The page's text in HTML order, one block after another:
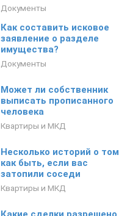
Документы
Как составить исковое
заявление о разделе
имущества?
Документы
Может ли собственник
выписать прописанного
человека
Квартиры и МКД
Несколько историй о том
как быть, если вас
затопили соседи
Квартиры и МКД